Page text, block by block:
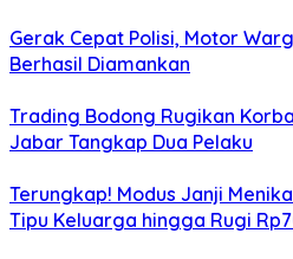
Gerak Cepat Polisi, Motor
Berhasil Diamankan
Trading Bodong Rugikan
Jabar Tangkap Dua Pelaku
Terungkap! Modus Janji
Tipu Keluarga hingga Rugi